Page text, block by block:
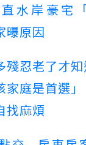
水岸豪宅
曝原因
殘忍老了才
家庭是首選
找麻煩